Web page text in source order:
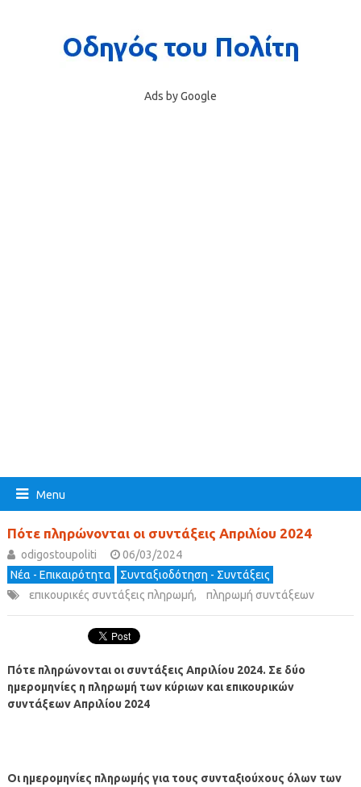
Ads by Google
Menu
Πότε πληρώνονται οι συντάξεις Απριλίου 2024
odigostoupoliti
06/03/2024
Νέα - Επικαιρότητα
Συνταξιοδότηση - Συντάξεις
επικουρικές συντάξεις πληρωμή, πληρωμή συντάξεων
Πότε πληρώνονται οι συντάξεις Απριλίου 2024. Σε δύο
ημερομηνίες η πληρωμή των κύριων και επικουρικών
συντάξεωνΑπριλίου2024
Οι ημερομηνίες πληρωμής για τους συνταξιούχους όλων των